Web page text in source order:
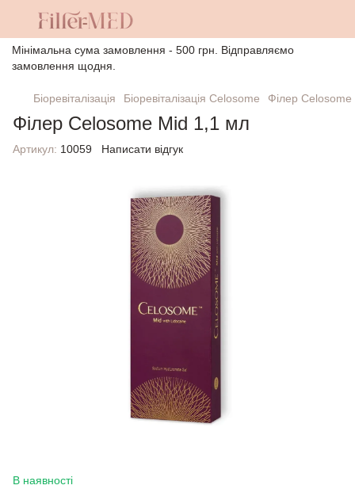
Мінімальна сума замовлення - 500 грн. Відправляємо
замовлення щодня.
Біоревіталізація Біоревіталізація Celosome Філер
Філер Celosome Mid 1,1 мл
Артикул: 10059 Написати відгук
В наявності